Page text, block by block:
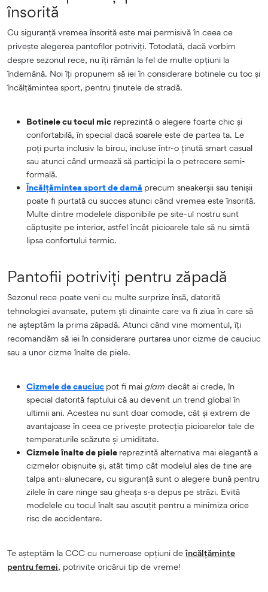
însorită
Cu siguranță vremea însorită este mai permisivă în ceea ce
privește alegerea pantofilor potriviți. Totodată, dacă vorbim
despre sezonul rece, nu îți rămân la fel de multe opțiuni la
îndemână. Noi îți propunem să iei în considerare botinele cu toc și
încălțămintea sport, pentru ținutele de stradă.
Botinele cu tocul mic reprezintă o alegere foarte chic și
confortabilă, în special dacă soarele este de partea ta. Le
poți purta inclusiv la birou, incluse într-o ținută smart casual
sau atunci când urmează să participi la o petrecere semi-
formală.
Încălțămintea sport de damă precum sneakerșii sau tenișii
poate fi purtată cu succes atunci când vremea este însorită.
Multe dintre modelele disponibile pe site-ul nostru sunt
căptușite pe interior, astfel încât picioarele tale să nu simtă
lipsa confortului termic.
Pantofii potriviți pentru zăpadă
Sezonul rece poate veni cu multe surprize însă, datorită
tehnologiei avansate, putem ști dinainte care va fi ziua în care să
ne așteptăm la prima zăpadă. Atunci când vine momentul, îți
recomandăm să iei în considerare purtarea unor cizme de cauciuc
sau a unor cizme înalte de piele.
Cizmele de cauciuc pot fi mai glam decât ai crede, în
special datorită faptului că au devenit un trend global în
ultimii ani. Acestea nu sunt doar comode, cât și extrem de
avantajoase în ceea ce privește protecția picioarelor tale de
temperaturile scăzute și umiditate.
Cizmele înalte de piele reprezintă alternativa mai elegantă a
cizmelor obișnuite și, atât timp cât modelul ales de tine are
talpa anti-alunecare, cu siguranță sunt o alegere bună pentru
zilele în care ninge sau gheața s-a depus pe străzi. Evită
modelele cu tocul înalt sau ascuțit pentru a minimiza orice
risc de accidentare.
Te așteptăm la CCC cu numeroase opțiuni deîncălțăminte
pentru femei, potrivite oricărui tip de vreme!